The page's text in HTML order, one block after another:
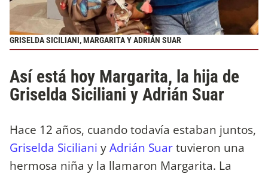
GRISELDA SICILIANI, MARGARITA Y ADRIÁN SUAR
Así está hoy Margarita, la hija de
Griselda Siciliani y Adrián Suar
Hace 12 años, cuando todavía estaban juntos,
Griselda Siciliani yAdrián Suartuvieron una
hermosa niña y la llamaron Margarita. La